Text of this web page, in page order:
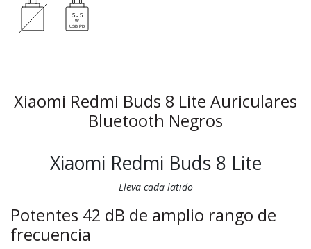
Xiaomi Redmi Buds 8 Lite Auriculares
Bluetooth Negros
Xiaomi Redmi Buds 8 Lite
Eleva cada latido
Potentes 42 dB de amplio rango de
frecuencia